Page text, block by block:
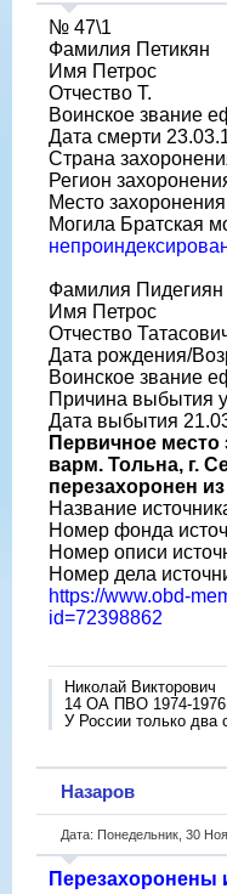
№ 47\1
Фамилия Петикян
Имя Петрос
Отчество Т.
Воинское звание
Дата смерти
Страна
Регион
Место
Могила Братская
Фамилия Пидегиян
Имя Петрос
Отчество
Дата рождения/
Воинское звание
Причина выбытия
Дата выбытия
Первичное место
варм. Тольна, г.
перезахоронен
Название
Номер фонда
Номер описи
Номер дела
https://www.obd-
id=72398862
Николай Викторович
14 ОА ПВО 1974-1976
У России только два
Назаров
Дата: Понедельник, 30
Перезахоронены